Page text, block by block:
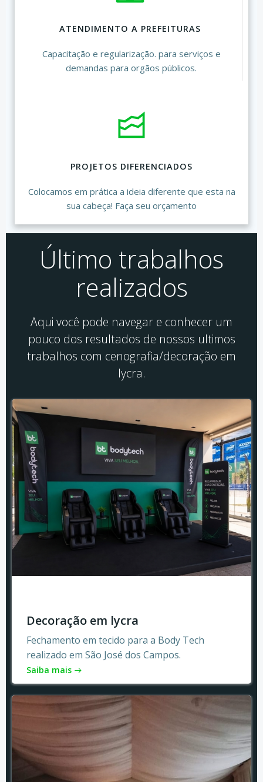
ATENDIMENTO A PREFEITURAS
Capacitação e regularização. para serviços e
demandas para orgãos públicos.
PROJETOS DIFERENCIADOS
Colocamos em prática a ideia diferente que esta na
sua cabeça! Faça seu orçamento
Último trabalhos
realizados
Aqui você pode navegar e conhecer um
pouco dos resultados de nossos ultimos
trabalhos com cenografia/decoração em
lycra.
Decoração em lycra
Fechamento em tecido para a Body Tech
realizado em São José dos Campos.
Saiba mais